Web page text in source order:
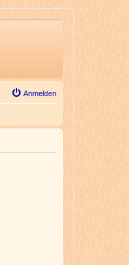
Anmelden